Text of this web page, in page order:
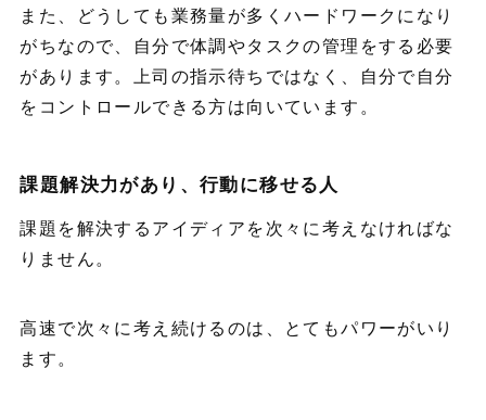
また、どうしても業務量が多くハードワークになり
がちなので、自分で体調やタスクの管理をする必要
があります。上司の指示待ちではなく、自分で自分
をコントロールできる方は向いています。
課題解決力があり、行動に移せる人
課題を解決するアイディアを次々に考えなければな
りません。
高速で次々に考え続けるのは、とてもパワーがいり
ます。